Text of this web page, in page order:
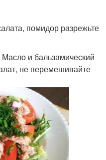
помидор разрежьте
и бальзамический
не перемешивайте